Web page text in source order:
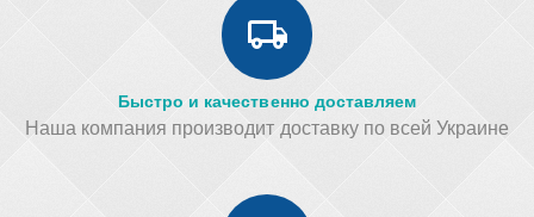
Быстро и качественно доставляем
Наша компания производит доставку по всей Украине